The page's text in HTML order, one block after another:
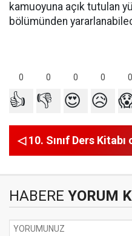
kamuoyuna açık tutulan
bölümünden
0 0 0 0 0
👍 👎 😍 😥
◁ 10. Sınıf Ders Kitabı
HABERE YORUM